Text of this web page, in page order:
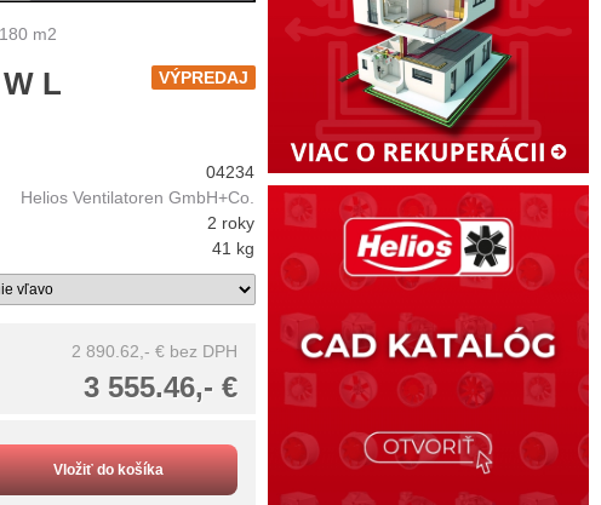
m2
VÝPREDAJ
L
04234
Helios Ventilatoren GmbH+Co.
2 roky
41 kg
2 890.62,- € bez DPH
3 555.46,- €
Vložiť do košíka